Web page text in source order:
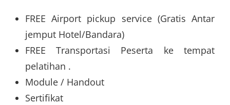
FREE Airport pickup service (Gratis Antar
jemput Hotel/Bandara)
FREE Transportasi Peserta ke tempat
pelatihan .
Module / Handout
Sertifikat